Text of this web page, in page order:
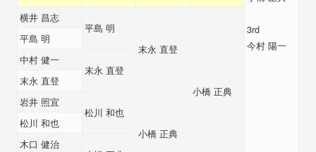
3rd
今村 陽一
横井 昌志
平島 明
末永 直登
小橋 正典
平島 明
中村 健一
末永 直登
末永 直登
岩井 照宜
松川 和也
小橋 正典
松川 和也
木口 健治